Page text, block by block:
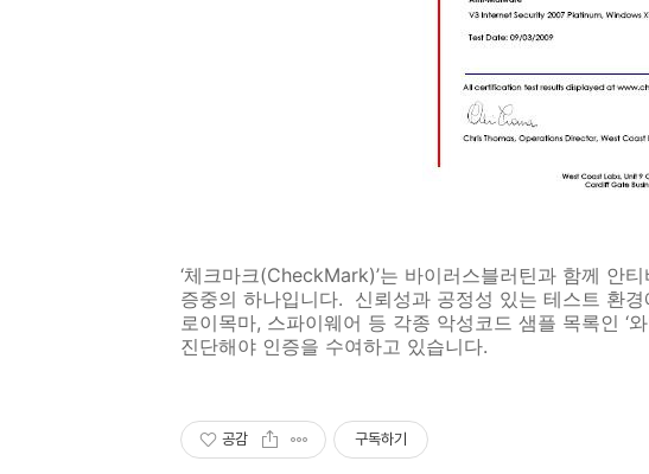
‘체크마크(CheckMark)’는 바이러스블러틴과 함께 안
증중의 하나입니다. 신뢰성과 공정성 있는 테스트 환
로이목마, 스파이웨어 등 각종 악성코드 샘플 목록인 ‘
진단해야 인증을 수여하고 있습니다.
공감 구독하기